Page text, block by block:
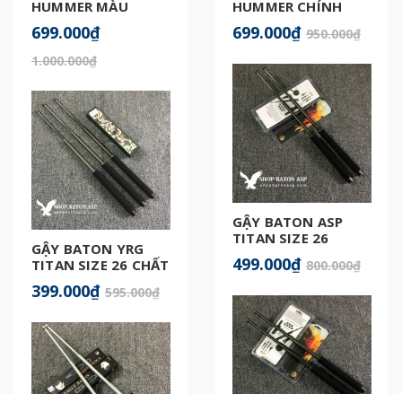
HUMMER MÀU
GOLD CHÍNH HÃNG
699.000₫
1.000.000₫
GẬY BATON YRG
TITAN SIZE 26 CHẤT
399.000₫ 595.000₫
HUMMER CHÍNH
699.000₫ 950.000₫
GẬY BATON ASP
TITAN SIZE 26
499.000₫ 800.000₫